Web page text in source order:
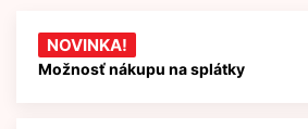
NOVINKA!
Možnosť nákupu na splátky